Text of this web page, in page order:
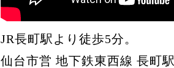
JR長町駅より徒歩5分。
仙台市営 地下鉄東西線 長町